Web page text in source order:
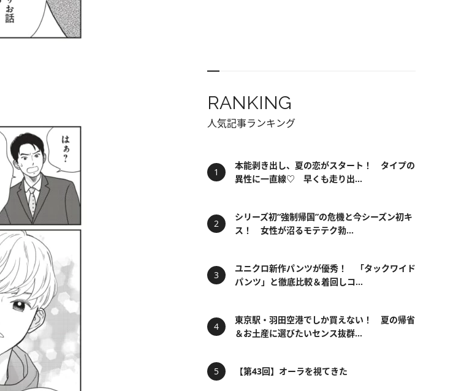
RANKING
人気記事ランキング
本能剥き出し、夏の恋がスタート！ タイプの
異性に一直線♡ 早くも走り出...
シリーズ初“強制帰国”の危機と今シーズン初キ
ス！ 女性が沼るモテテク勃...
ユニクロ新作パンツが優秀！ 「タックワイド
パンツ」と徹底比較＆着回しコ...
東京駅・羽田空港でしか買えない！ 夏の帰省
＆お土産に選びたいセンス抜群...
【第43回】オーラを視てきた